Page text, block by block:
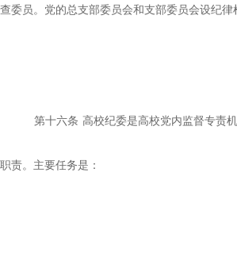
查委员。党的总支部委员会和支部委员会设纪律
第十六条 高校纪委是高校党内监督专责
职责。主要任务是：